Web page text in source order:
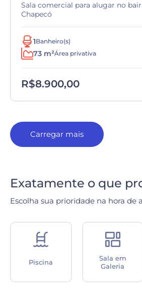
Sala comercial para alugar no
Chapecó
1Banheiro(s)
73 m²Área privativa
R$8.900,00
Carregar mais
Exatamente o que
Escolha sua prioridade na hora de
Piscina
Sala em
Galeria